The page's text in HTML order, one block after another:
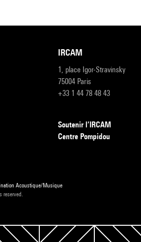
IRCAM
1, place Igor-Stravinsky
75004 Paris
+33 1 44 78 48 43
Soutenir l’IRCAM
Centre Pompidou
Acoustique/Musique
reserved.